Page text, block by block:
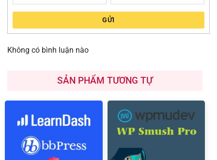
GỬI
Không có bình luận nào
SẢN PHẨM TƯƠNG TỰ